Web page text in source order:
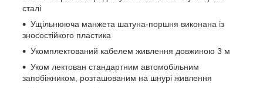
сталі
Ущільнююча манжета шатуна-поршня виконана із
зносостійкого пластика
Укомплектований кабелем живлення довжиною 3 м
Уком лектован стандартним автомобільним
запобіжником, розташованим на шнурі живлення